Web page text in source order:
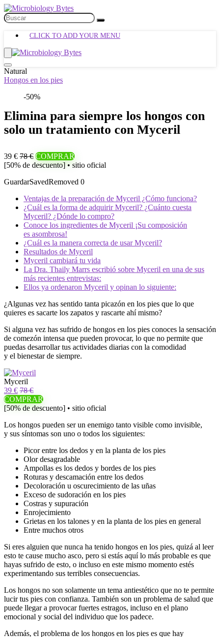
CLICK TO ADD YOUR MENU
Natural
Hongos en los pies
-50%
Elimina para siempre los hongos con
solo un tratamiento con Myceril
39 € 78 € COMPRAR
[50% de descuento] • sitio oficial
GuardarSavedRemoved 0
Ventajas de la preparación de Myceril ¿Cómo funciona?
¿Cuál es la forma de adquirir Myceril? ¿Cuánto cuesta
Myceril? ¿Dónde lo compro?
Conoce los ingredientes de Myceril ¡Su composición
es asombrosa!
¿Cuál es la manera correcta de usar Myceril?
Resultados de Myceril
Myceril cambiará tu vida
La Dra. Thaily Marrs escribió sobre Myceril en una de sus
más recientes entrevistas:
Ellos ya ordenaron Myceril y opinan lo siguiente:
¿Algunas vez has sentido tanta picazón en los pies que lo que
quieres es sacarte los zapatos y rascarte ahí mismo?
Si alguna vez has sufrido de hongos en los pies conoces la sensación
de comezón intensa que pueden provocar, lo que no permite que
puedas desarrollar tus actividades diarias con la comodidad
y el bienestar de siempre.
Myceril
39 € 78 €
COMPRAR
[50% de descuento] • sitio oficial
Los hongos pueden ser un enemigo tanto visible como invisible,
y sus síntomas son uno o todos los siguientes:
Picor entre los dedos y en la planta de los pies
Olor desagradable
Ampollas es los dedos y bordes de los pies
Roturas y descamación entre los dedos
Decoloración u oscurecimiento de las uñas
Exceso de sudoración en los pies
Costras y supuración
Enrojecimiento
Grietas en los talones y en la planta de los pies en general
Entre muchos otros
Si eres alguien que nunca ha tenido hongos en los pies, quizá al leer
esto te cause mucho asco, pero si estás aquí lo más probable es que
hayas sufrido de esto, o incluso en este mismo momento estés
experimentando sus terribles consecuencias.
Los hongos no son solamente un tema antiestético que no te permite
lucir tus pies con confianza. También son un problema de salud que
puede llegar a provocar fuertes estragos, incluso en el plano
emocional y social del individuo que los padece.
Además, el problema de los hongos en los pies es que hay